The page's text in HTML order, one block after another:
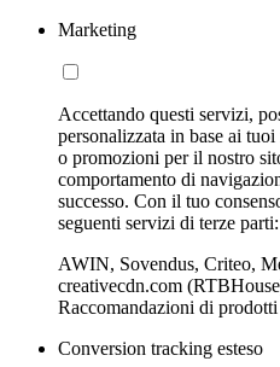
Marketing
Accettando questi servizi,
personalizzata in base ai
o promozioni per il nostro
comportamento di
successo. Con il tuo
seguenti servizi di terze parti:
AWIN, Sovendus, Criteo,
creativecdn.com
Raccomandazioni di
Conversion tracking esteso